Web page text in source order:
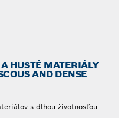
HUSTÉ MATERIÁLY
AND DENSE
s dlhou životnosťou